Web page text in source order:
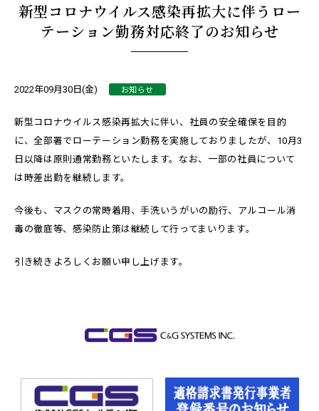
新型コロナウイルス感染再拡大に伴うロー
テーション勤務対応終了のお知らせ
2022年09月30日(金) お知らせ
新型コロナウイルス感染再拡大に伴い、社員の安全確保を目的
に、全部署でローテーション勤務を実施しておりましたが、10月3
日以降は原則通常勤務といたします。なお、一部の社員について
は時差出勤を継続します。
今後も、マスクの常時着用、手洗いうがいの励行、アルコール消
毒の徹底等、感染防止策は継続して行ってまいります。
引き続きよろしくお願い申し上げます。